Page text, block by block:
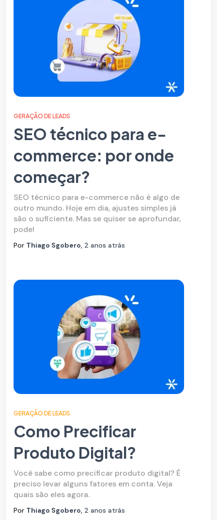
GERAÇÃO DE LEADS
SEO técnico para e-
commerce: por onde
começar?
SEO técnico para e-commerce não é algo de
outro mundo. Hoje em dia, ajustes simples já
são o suficiente. Mas se quiser se aprofundar,
pode!
Por Thiago Sgobero, 2 anos atrás
GERAÇÃO DE LEADS
Como Precificar
Produto Digital?
Você sabe como precificar produto digital? É
preciso levar alguns fatores em conta. Veja
quais são eles agora.
Por Thiago Sgobero 2 anos atrás